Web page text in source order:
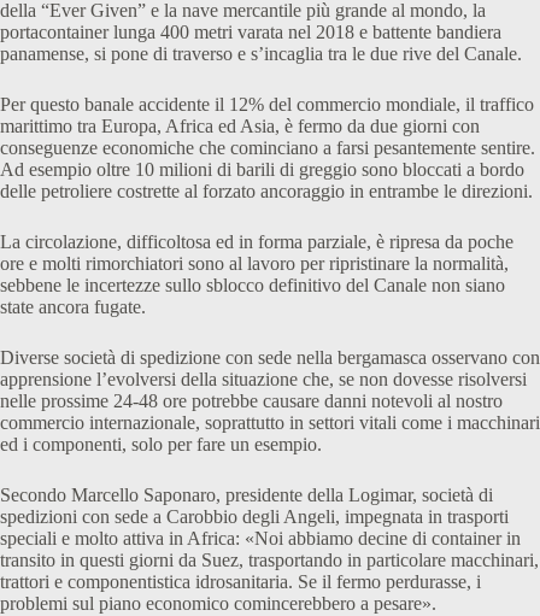
della “Ever Given” e la nave mercantile più grande al mondo, la
portacontainer lunga 400 metri varata nel 2018 e battente bandiera
panamense, si pone di traverso e s’incaglia tra le due rive del Canale.
Per questo banale accidente il 12% del commercio mondiale, il traffico
marittimo tra Europa, Africa ed Asia, è fermo da due giorni con
conseguenze economiche che cominciano a farsi pesantemente sentire.
Ad esempio oltre 10 milioni di barili di greggio sono bloccati a bordo
delle petroliere costrette al forzato ancoraggio in entrambe le direzioni.
La circolazione, difficoltosa ed in forma parziale, è ripresa da poche
ore e molti rimorchiatori sono al lavoro per ripristinare la normalità,
sebbene le incertezze sullo sblocco definitivo del Canale non siano
state ancora fugate.
Diverse società di spedizione con sede nella bergamasca osservano con
apprensione l’evolversi della situazione che, se non dovesse risolversi
nelle prossime 24-48 ore potrebbe causare danni notevoli al nostro
commercio internazionale, soprattutto in settori vitali come i macchinari
ed i componenti, solo per fare un esempio.
Secondo Marcello Saponaro, presidente della Logimar, società di
spedizioni con sede a Carobbio degli Angeli, impegnata in trasporti
speciali e molto attiva in Africa: «Noi abbiamo decine di container in
transito in questi giorni da Suez, trasportando in particolare macchinari,
trattori e componentistica idrosanitaria. Se il fermo perdurasse, i
problemi sul piano economico comincerebbero a pesare».